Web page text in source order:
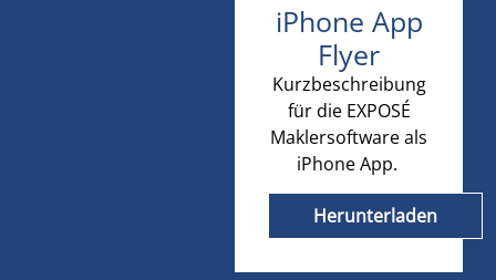
iPhone App
Flyer
Kurzbeschreibung
für die EXPOSÉ
Maklersoftware als
iPhone App.
Herunterladen